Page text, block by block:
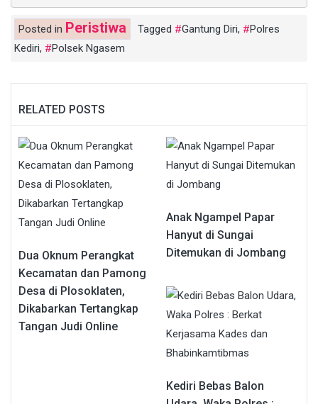
Posted in Peristiwa Tagged Gantung Diri,
Polres
Kediri, Polsek Ngasem
RELATED POSTS
Dua Oknum Perangkat
Kecamatan dan Pamong
Desa di Plosoklaten,
Dikabarkan Tertangkap
Tangan Judi Online
Anak Ngampel Papar
Hanyut di Sungai
Ditemukan di Jombang
Kediri Bebas Balon